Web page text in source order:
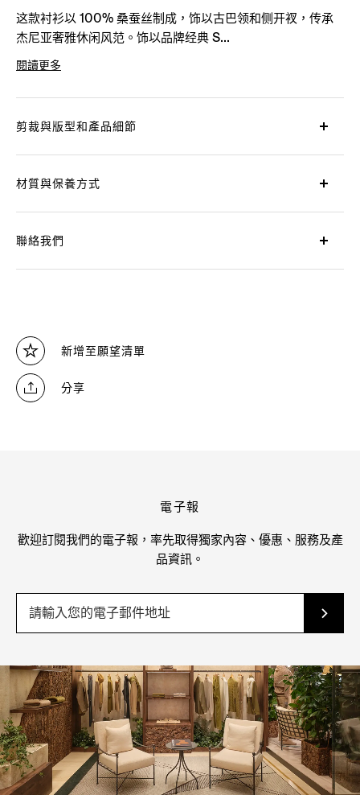
新增至願望清單
分享
这款衬衫以 100% 桑蚕丝制成，饰以古巴领和侧开衩，传承
杰尼亚奢雅休闲风范。饰以品牌经典 S...
閱讀更多
剪裁與版型和產品細節
材質與保養方式
聯絡我們
電子報
歡迎訂閱我們的電子報，率先取得獨家內容、優惠、服務及產
品資訊。